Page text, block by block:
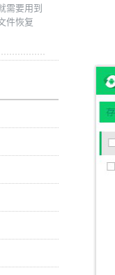
需要用到
件恢复